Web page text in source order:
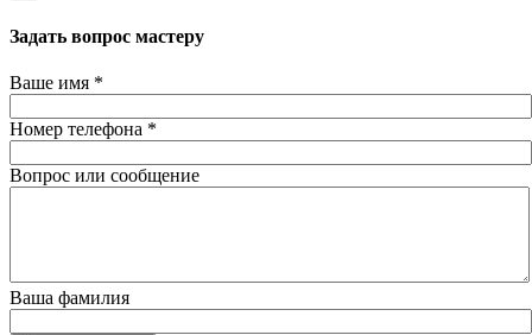
Задать вопрос мастеру
Ваше имя *
Номер телефона *
Вопрос или сообщение
Ваша фамилия